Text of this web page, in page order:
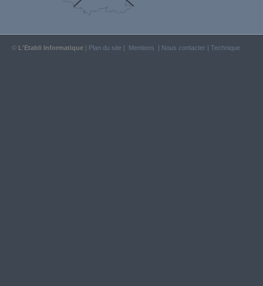
© L'Etabli Informatique | Plan du site | Mentions | Nous contacter | Technique